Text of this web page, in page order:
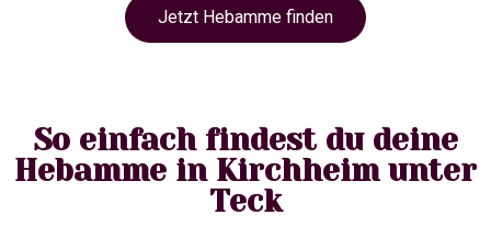
Jetzt Hebamme finden
So einfach findest du deine
Hebamme in Kirchheim unter
Teck